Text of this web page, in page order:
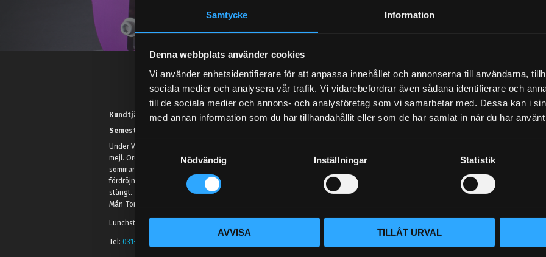
Samtycke Information
Denna webbplats använder cookies
Vi använder enhetsidentifierare för att anpassa innehållet och annonserna till användarna,
sociala medier och analysera vår trafik. Vi vidarebefordrar även sådana identifierare och
till de sociala medier och annons- och analysföretag som vi samarbetar med. Dessa kan i
med annan information som du har tillhandahållit eller som de har samlat in när du har
S
a
y
Nödvändig Inställningar Statistik
AVVISA TILLÅT URVAL
Kundtjänst telefon:
Semestertider.
Under V.27 - V.33 nås vi enbart på
mejl. Ordrar skickas under
sommaren men med viss
fördröjning. 2/7 -9/7 är det helt
stängt.
Mån-Tors: 10:30-15:00
Lunchstängt 12:00-13:00
Tel:031- 51 66 60
KUNSKAPSCENTER
KUNDTJÄNST
VÅR AFFÄRSIDÉ ÄR ENKEL:
Vi lever och andas prestanda.
– du hittar rätt bildelar. Vi
oavsett om det gäller bana,
beprövade produkter och en